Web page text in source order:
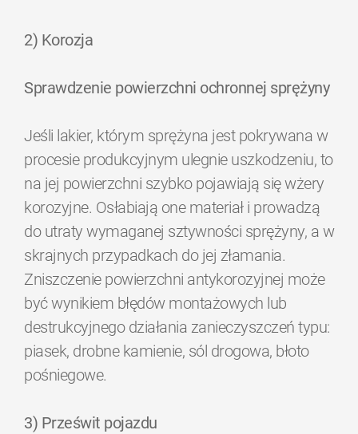
2) Korozja
Sprawdzenie powierzchni ochronnej sprężyny
Jeśli lakier, którym sprężyna jest pokrywana w
procesie produkcyjnym ulegnie uszkodzeniu, to
na jej powierzchni szybko pojawiają się wżery
korozyjne. Osłabiają one materiał i prowadzą
do utraty wymaganej sztywności sprężyny, a w
skrajnych przypadkach do jej złamania.
Zniszczenie powierzchni antykorozyjnej może
być wynikiem błędów montażowych lub
destrukcyjnego działania zanieczyszczeń typu:
piasek, drobne kamienie, sól drogowa, błoto
pośniegowe.
3) Prześwit pojazdu